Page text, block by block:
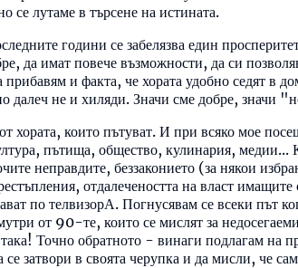
се лутаме в търсене на истината.
години се забелязва един
да имат повече възможности, да си
и факта, че хората удобно седят в
далеч не и хиляди. Значи сме добре, значи
хората, които пътуват. И при всяко мое
пътища, общество, кулинария, медии...
неправдите, беззаконието (за някои
отдалечеността на власт
по телвизорА. Погнусявам се всеки път
от 90-те, които се мислят за
Точно обратното - винаги подлагам на
затвори в своята черупка и да мисли, че